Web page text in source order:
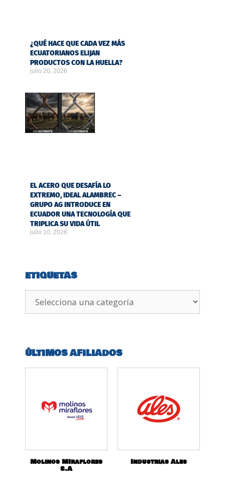
¿QUÉ HACE QUE CADA VEZ MÁS
ECUATORIANOS ELIJAN
PRODUCTOS CON LA HUELLA?
julio 20, 2026
EL ACERO QUE DESAFÍA LO
EXTREMO, IDEAL ALAMBREC –
GRUPO AG INTRODUCE EN
ECUADOR UNA TECNOLOGÍA QUE
TRIPLICA SU VIDA ÚTIL
julio 10, 2026
ETIQUETAS
ÚLTIMOS AFILIADOS
Molinos MIraflores
S.A
Industrias Ales